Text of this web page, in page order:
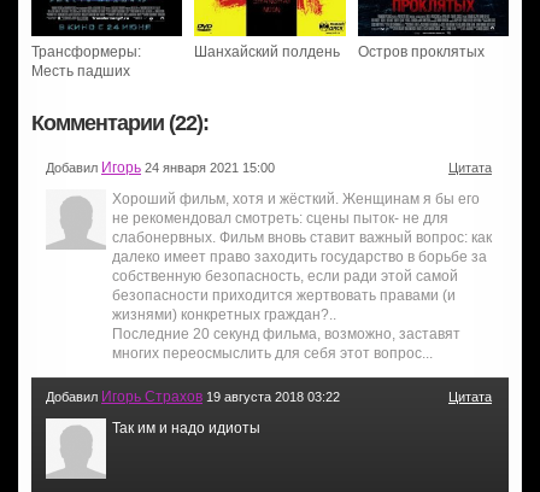
Трансформеры:
Месть падших
Шанхайский полдень Остров проклятых
Комментарии (22):
Добавил Игорь 24 января 2021 15:00 Цитата
Хороший фильм, хотя и жёсткий. Женщинам я бы его
не рекомендовал смотреть: сцены пыток- не для
слабонервных. Фильм вновь ставит важный вопрос: как
далеко имеет право заходить государство в борьбе за
собственную безопасность, если ради этой самой
безопасности приходится жертвовать правами (и
жизнями) конкретных граждан?..
Последние 20 секунд фильма, возможно, заставят
многих переосмыслить для себя этот вопрос...
Добавил Игорь Страхов 19 августа 2018 03:22 Цитата
Так им и надо идиоты